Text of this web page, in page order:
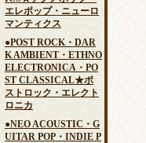
エレポップ・ニューロ
マンティクス
●POST ROCK・DAR
K AMBIENT・ETHNO
ELECTRONICA・PO
ST CLASSICAL★ポ
ストロック・エレクト
ロニカ
●NEO ACOUSTIC・G
UITAR POP・INDIE P